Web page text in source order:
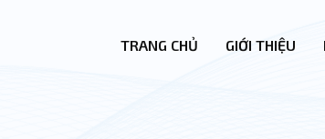
TRANG CHỦ
GIỚI THIỆU